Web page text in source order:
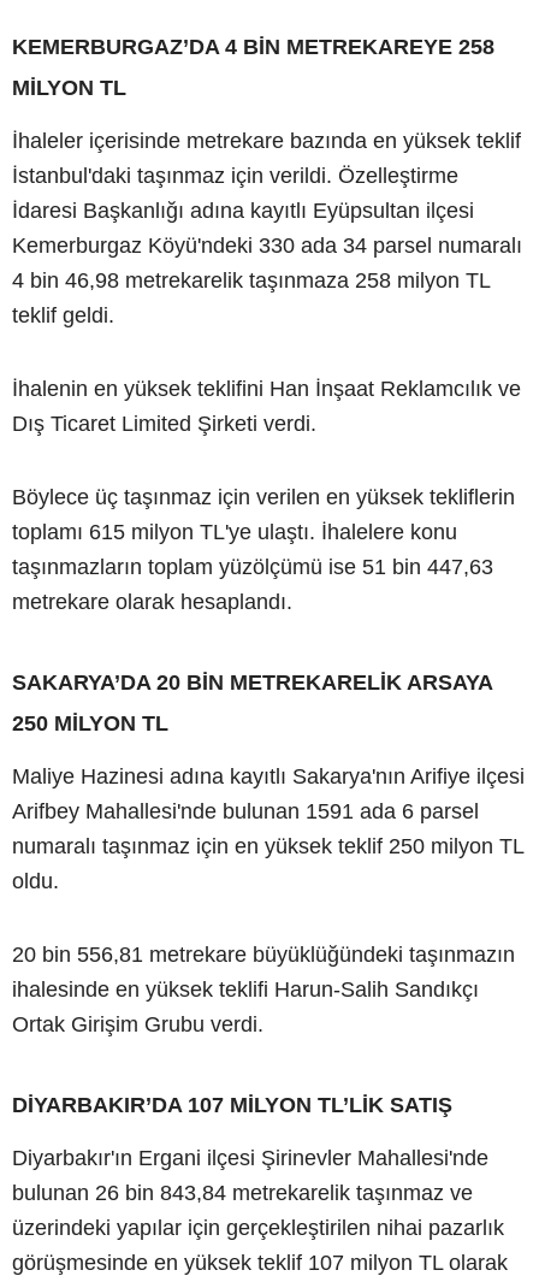
KEMERBURGAZ’DA 4 BİN METREKAREYE 258
MİLYON TL
İhaleler içerisinde metrekare bazında en yüksek teklif
İstanbul'daki taşınmaz için verildi. Özelleştirme
İdaresi Başkanlığı adına kayıtlı Eyüpsultan ilçesi
Kemerburgaz Köyü'ndeki 330 ada 34 parsel numaralı
4 bin 46,98 metrekarelik taşınmaza 258 milyon TL
teklif geldi.
İhalenin en yüksek teklifini Han İnşaat Reklamcılık ve
Dış Ticaret Limited Şirketi verdi.
Böylece üç taşınmaz için verilen en yüksek tekliflerin
toplamı 615 milyon TL'ye ulaştı. İhalelere konu
taşınmazların toplam yüzölçümü ise 51 bin 447,63
metrekare olarak hesaplandı.
SAKARYA’DA 20 BİN METREKARELİK ARSAYA
250 MİLYON TL
Maliye Hazinesi adına kayıtlı Sakarya'nın Arifiye ilçesi
Arifbey Mahallesi'nde bulunan 1591 ada 6 parsel
numaralı taşınmaz için en yüksek teklif 250 milyon TL
oldu.
20 bin 556,81 metrekare büyüklüğündeki taşınmazın
ihalesinde en yüksek teklifi Harun-Salih Sandıkçı
Ortak Girişim Grubu verdi.
DİYARBAKIR’DA 107 MİLYON TL’LİK SATIŞ
Diyarbakır'ın Ergani ilçesi Şirinevler Mahallesi'nde
bulunan 26 bin 843,84 metrekarelik taşınmaz ve
üzerindeki yapılar için gerçekleştirilen nihai pazarlık
görüşmesinde en yüksek teklif 107 milyon TL olarak